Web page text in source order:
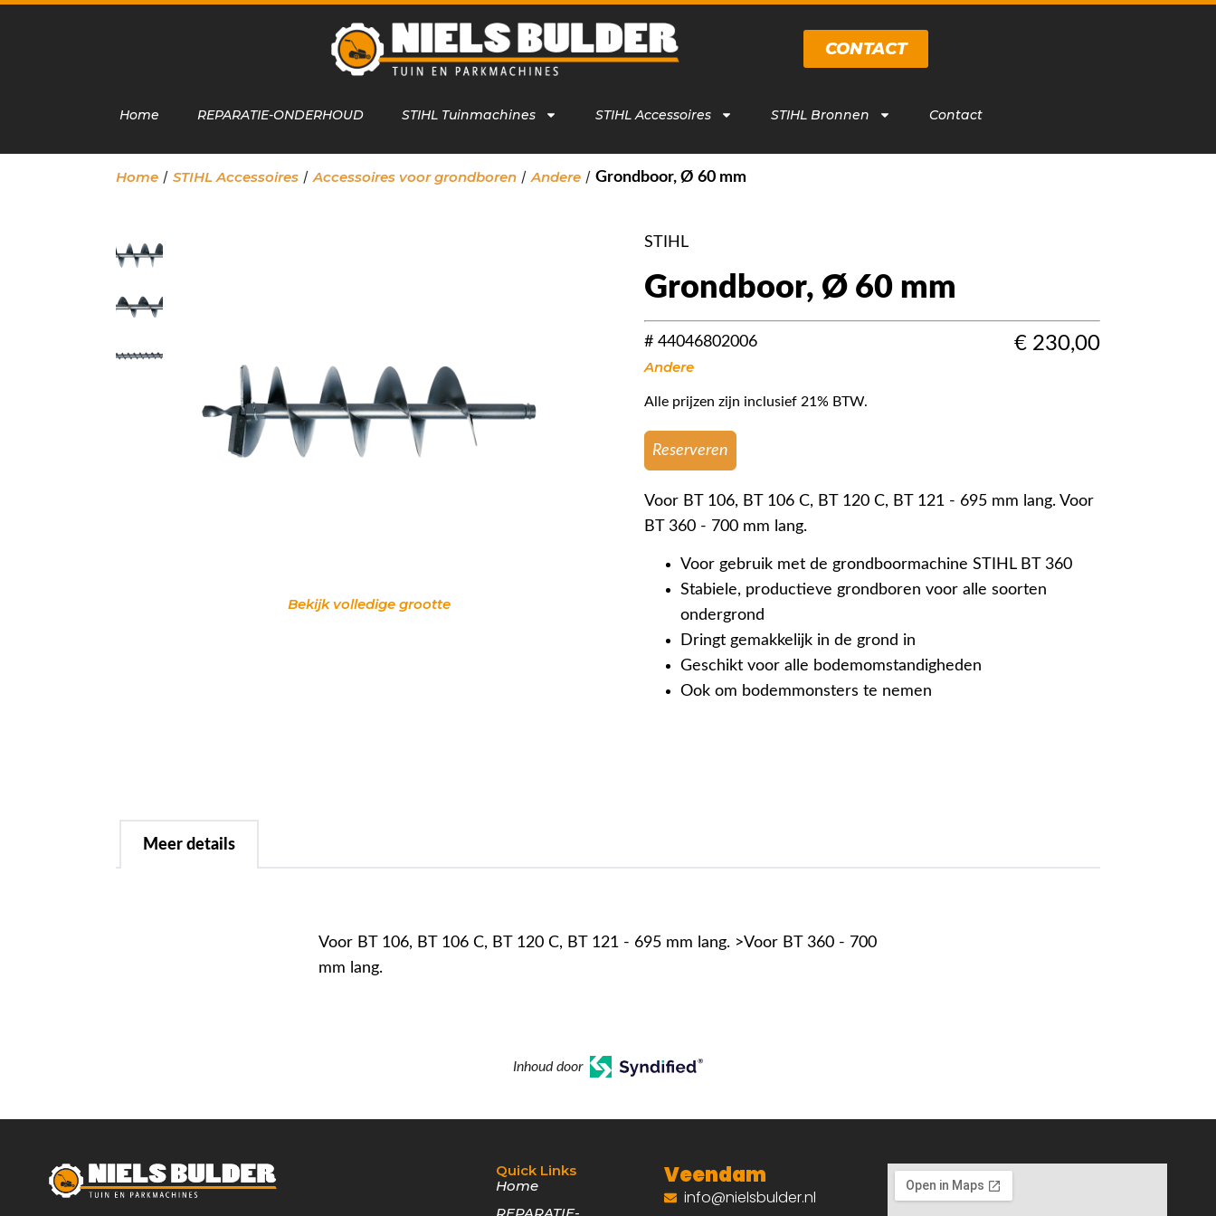
CONTACT
Home REPARATIE-ONDERHOUD STIHL Tuinmachines STIHL Accessoires STIHL Bronnen Contact
Home / STIHL Accessoires / Accessoires voor grondboren / Andere / Grondboor, Ø 60 mm
Bekijk volledige grootte
STIHL
Grondboor, Ø 60 mm
# 44046802006
Andere
€ 230,00
Alle prijzen zijn inclusief 21% BTW.
Reserveren
Voor BT 106, BT 106 C, BT 120 C, BT 121 - 695 mm lang. Voor
BT 360 - 700 mm lang.
Voor gebruik met de grondboormachine STIHL BT 360
Stabiele, productieve grondboren voor alle soorten
ondergrond
Dringt gemakkelijk in de grond in
Geschikt voor alle bodemomstandigheden
Ook om bodemmonsters te nemen
Meer details
Voor BT 106, BT 106 C, BT 120 C, BT 121 - 695 mm lang. >Voor BT 360 - 700
mm lang.
Inhoud door
Quick Links
Home
Veendam
info@nielsbulder.nl